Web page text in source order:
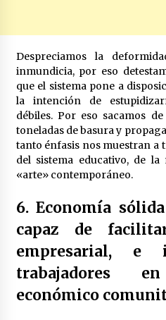
Despreciamos la
inmundicia, por eso
que el sistema pone a
la intención de
débiles. Por eso sacamos
toneladas de basura y
tanto énfasis nos muestran a
del sistema educativo, de
«arte» contemporáneo.
6. Economía
capaz de
empresarial,
trabajadores
económico